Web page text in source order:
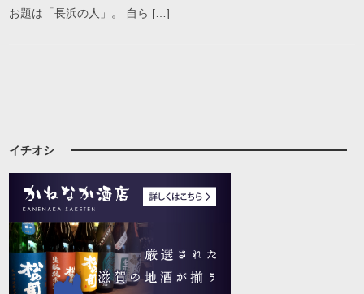
お題は「長浜の人」。 自ら […]
イチオシ